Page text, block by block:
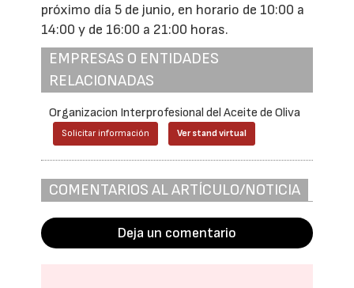
próximo día 5 de junio, en horario de 10:00 a
14:00 y de 16:00 a 21:00 horas.
EMPRESAS O ENTIDADES
RELACIONADAS
Organizacion Interprofesional del Aceite de Oliva
Solicitar información Ver stand virtual
COMENTARIOS AL ARTÍCULO/NOTICIA
Deja un comentario